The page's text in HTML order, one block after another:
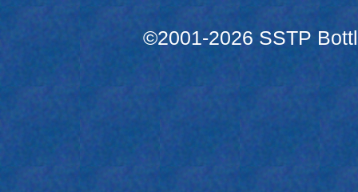
©2001-2026 SSTP